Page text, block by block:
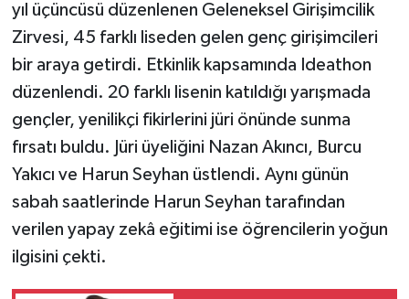
yıl üçüncüsü düzenlenen Geleneksel Girişimcilik
Zirvesi, 45 farklı liseden gelen genç girişimcileri
bir araya getirdi. Etkinlik kapsamında Ideathon
düzenlendi. 20 farklı lisenin katıldığı yarışmada
gençler, yenilikçi fikirlerini jüri önünde sunma
fırsatı buldu. Jüri üyeliğini Nazan Akıncı, Burcu
Yakıcı ve Harun Seyhan üstlendi. Aynı günün
sabah saatlerinde Harun Seyhan tarafından
verilen yapay zekâ eğitimi ise öğrencilerin yoğun
ilgisini çekti.